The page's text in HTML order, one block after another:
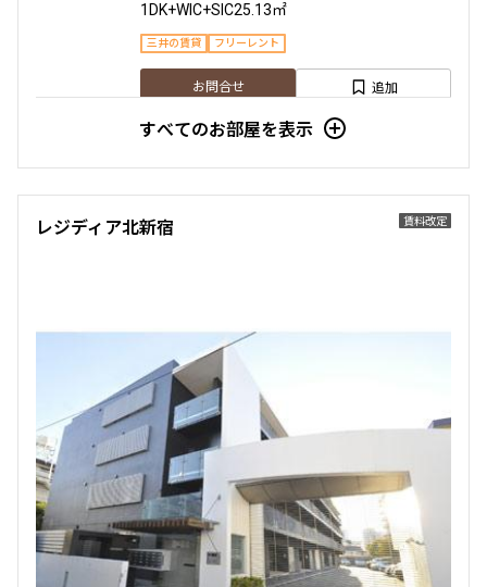
1DK+WIC+SIC25.13㎡
三井の賃貸 フリーレント
お問合せ 追加
245,000円
2LDK+WIC+SIC 40.00㎡
三井の賃貸
お問合せ
4階４０６
154,000円 10,000円
すべてのお部屋を表示
賃料改定
レジディア北新宿